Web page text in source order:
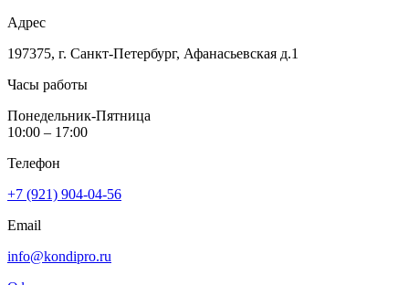
Адрес
197375, г. Санкт-Петербург, Афанасьевская д.1
Часы работы
Понедельник-Пятница
10:00 – 17:00
Телефон
+7 (921) 904-04-56
Email
info@kondipro.ru